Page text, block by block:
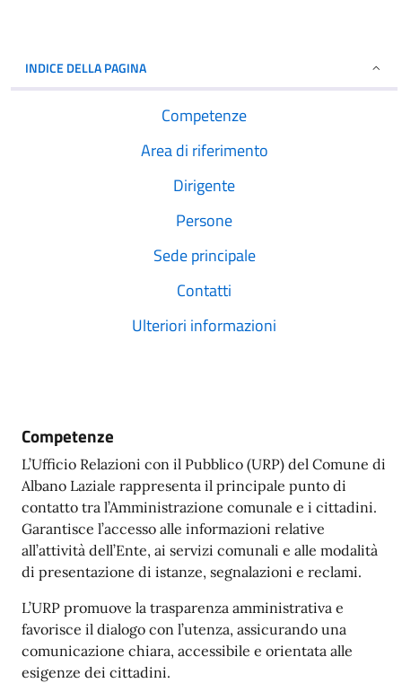
INDICE DELLA PAGINA
Competenze
Area di riferimento
Dirigente
Persone
Sede principale
Contatti
Ulteriori informazioni
Competenze
L’Ufficio Relazioni con il Pubblico (URP) del Comune di
Albano Laziale rappresenta il principale punto di
contatto tra l’Amministrazione comunale e i cittadini.
Garantisce l’accesso alle informazioni relative
all’attività dell’Ente, ai servizi comunali e alle modalità
di presentazione di istanze, segnalazioni e reclami.
L’URP promuove la trasparenza amministrativa e
favorisce il dialogo con l’utenza, assicurando una
comunicazione chiara, accessibile e orientata alle
esigenze dei cittadini.